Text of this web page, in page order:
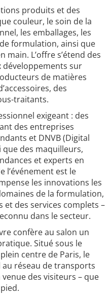
produits et des
couleur, le soin de la
les emballages, les
formulation, ainsi que
main. L’offre s’étend des
développements sur
de matières
des
traitants.
exigeant : des
des entreprises
et DNVB (Digital
que des maquilleurs,
et experts en
l’événement est le
les innovations les
de la formulation,
et des services complets –
dans le secteur.
confère au salon un
Situé sous le
centre de Paris, le
au réseau de transports
des visiteurs – que